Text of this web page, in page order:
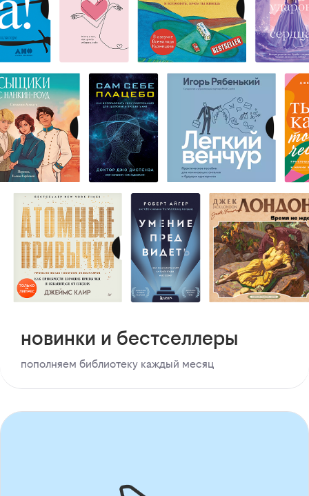
новинки и бестселлеры
пополняем библиотеку каждый месяц